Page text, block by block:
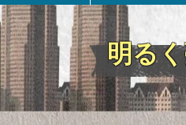
明る